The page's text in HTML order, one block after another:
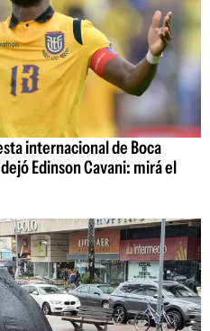
internacional de Boca
Edinson Cavani: mirá el